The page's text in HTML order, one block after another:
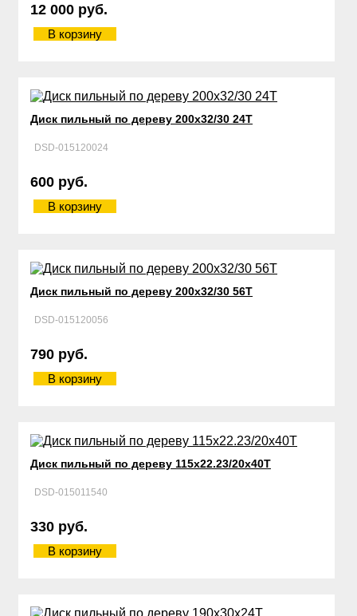
12 000 руб.
В корзину
Диск пильный по дереву 200х32/30 24Т
DSD-015120024
600 руб.
В корзину
Диск пильный по дереву 200х32/30 56Т
DSD-015120056
790 руб.
В корзину
Диск пильный по дереву 115х22.23/20х40Т
DSD-015011540
330 руб.
В корзину